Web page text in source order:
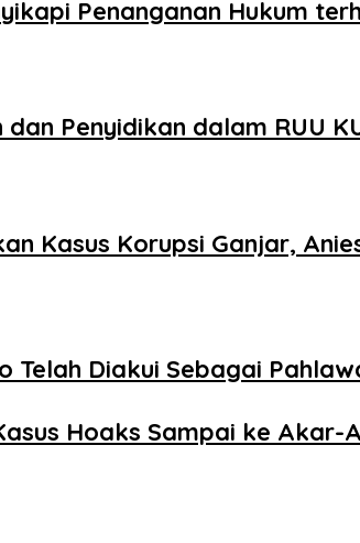
Penanganan Hukum
Penyidikan dalam RUU
Kasus Korupsi Ganjar,
Telah Diakui Sebagai
Hoaks Sampai ke Akar-